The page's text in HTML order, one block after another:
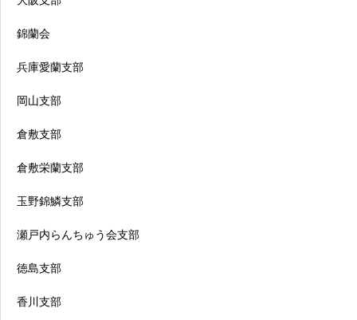
錦蘭会
兵庫愛蘭支部
岡山支部
倉敷支部
倉敷栄蘭支部
玉野錦鱗支部
瀬戸内らんちゅう会支部
徳島支部
香川支部